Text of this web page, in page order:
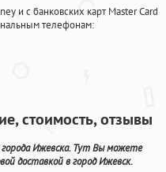
и с банковских карт Master Card
телефонам:
стоимость, отзывы
Ижевска. Тут Вы можете
доставкой в город Ижевск.